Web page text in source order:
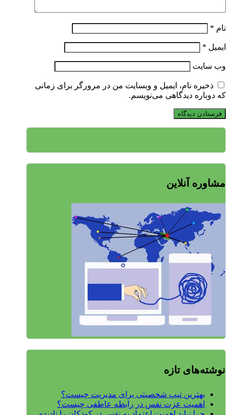
نام *
ایمیل *
وب‌ سایت
ذخیره نام، ایمیل و وبسایت من در مرورگر برای زمانی
که دوباره دیدگاهی می‌نویسم.
مشاوره آنلاین
نوشته‌های تازه
بهترین تیپ شخصیتی برای مدیریت چیست؟
اهمیت عزت نفس در رابطه عاطفی چیست؟